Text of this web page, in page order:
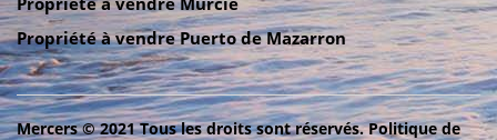
Propriété à vendre Puerto de Mazarron
Mercers © 2021 Tous les droits sont réservés.Politique de